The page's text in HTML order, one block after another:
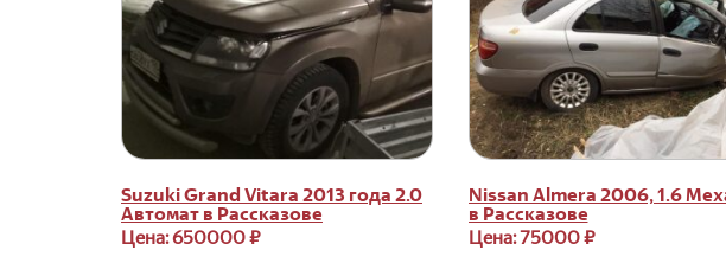
Suzuki Grand Vitara 2013 года 2.0
Автомат в Рассказове
Цена: 650000 ₽
Nissan Almera 2006, 1.6
в Рассказове
Цена: 75000 ₽